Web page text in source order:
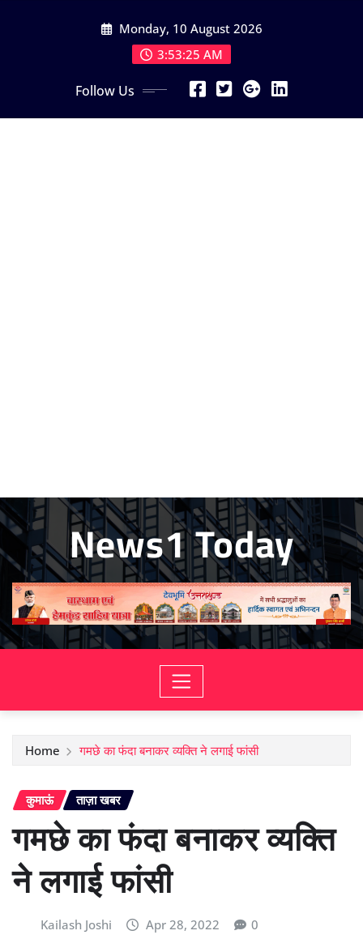
Monday, 10 August 2026
3:53:26 AM
Follow Us
News1 Today
Home गमछे का फंदा बनाकर व्यक्ति ने लगाई फांसी
कुमाऊं ताज़ा खबर
गमछे का फंदा बनाकर व्यक्ति
ने लगाई फांसी
Kailash Joshi Apr 28, 2022 0